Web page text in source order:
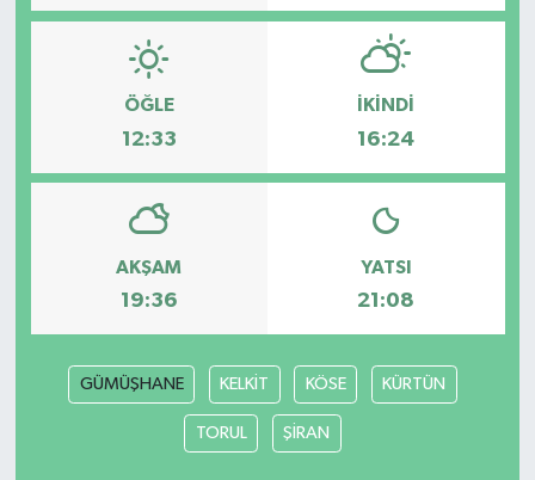
ÖĞLE
12:33
İKINDI
16:24
AKŞAM
19:36
YATSI
21:08
GÜMÜŞHANE KELKİT KÖSE KÜRTÜN
TORUL ŞİRAN